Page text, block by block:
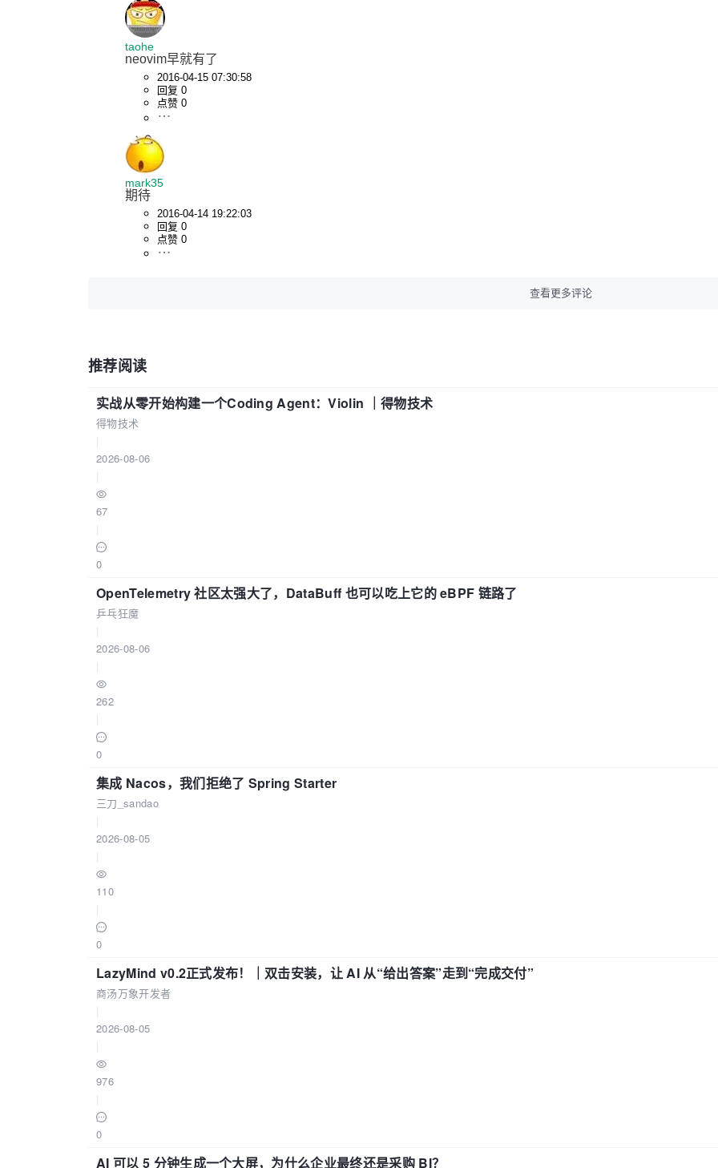
taohe
neovim早就有了
2016-04-15 07:30:58
回复 0
点赞 0
mark35
期待
2016-04-14 19:22:03
回复 0
点赞 0
查看更多评论
推荐阅读
实战从零开始构建一个Coding Agent：Violin ｜得物技术
得物技术
2026-08-06
67
0
OpenTelemetry 社区太强大了，DataBuff 也可以吃上它的 eBPF 链路了
乒乓狂魔
2026-08-06
262
0
集成 Nacos，我们拒绝了 Spring Starter
三刀_sandao
2026-08-05
110
0
LazyMind v0.2正式发布！｜双击安装，让 AI 从“给出答案”走到“完成交付”
商汤万象开发者
2026-08-05
976
0
AI 可以 5 分钟生成一个大屏，为什么企业最终还是采购 BI？